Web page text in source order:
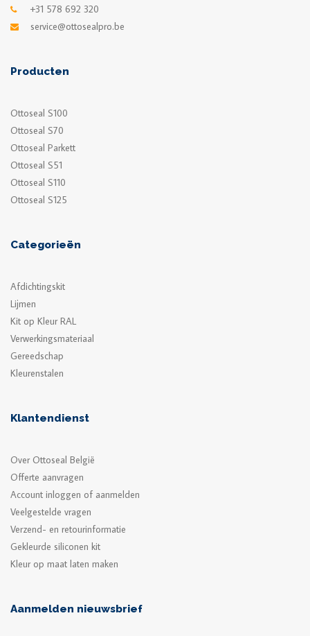
+31 578 692 320
service@ottosealpro.be
Producten
Ottoseal S100
Ottoseal S70
Ottoseal Parkett
Ottoseal S51
Ottoseal S110
Ottoseal S125
Categorieën
Afdichtingskit
Lijmen
Kit op Kleur RAL
Verwerkingsmateriaal
Gereedschap
Kleurenstalen
Klantendienst
Over Ottoseal België
Offerte aanvragen
Account inloggen of aanmelden
Veelgestelde vragen
Verzend- en retourinformatie
Gekleurde siliconen kit
Kleur op maat laten maken
Aanmelden nieuwsbrief